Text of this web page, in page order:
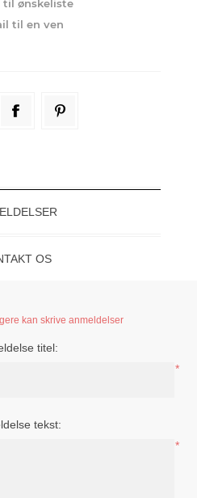
OS
kan skrive anmeldelser
titel:
*
tekst:
*